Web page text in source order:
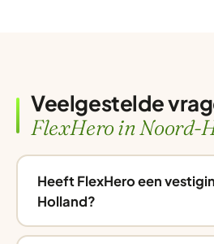
Veelgestelde
FlexHero in Noord-
Heeft FlexHero een
Holland?